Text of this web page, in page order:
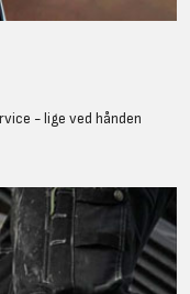
- lige ved hånden